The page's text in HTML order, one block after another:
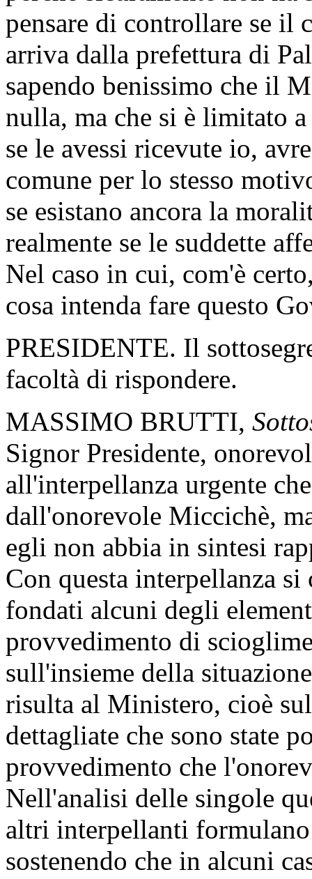
pensare di controllare se il
arriva dalla prefettura di
sapendo benissimo che il
nulla, ma che si è limitato
se le avessi ricevute io,
comune per lo stesso
se esistano ancora la
realmente se le suddette
Nel caso in cui, com'è
cosa intenda fare questo
PRESIDENTE. Il
facoltà di rispondere.
MASSIMO BRUTTI,
Signor Presidente,
all'interpellanza urgente
dall'onorevole Miccichè,
egli non abbia in sintesi
Con questa interpellanza si
fondati alcuni degli
provvedimento di
sull'insieme della
risulta al Ministero, cioè
dettagliate che sono state
provvedimento che
Nell'analisi delle singole
altri interpellanti
sostenendo che in alcuni